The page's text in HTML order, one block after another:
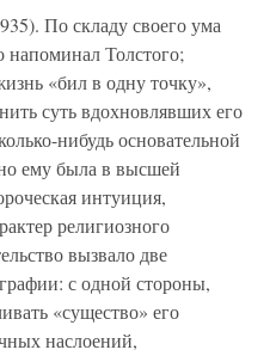
По складу своего ума
напоминал Толстого;
«бил в одну точку»,
суть вдохновлявших его
нибудь основательной
ему была в высшей
интуиция,
религиозного
вызвало две
с одной стороны,
«существо» его
наслоений,